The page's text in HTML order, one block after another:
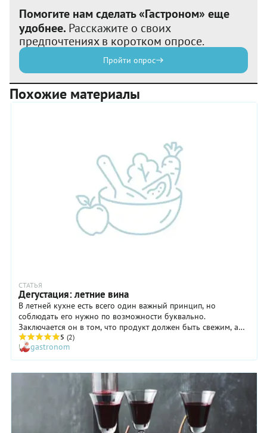
Помогите нам сделать «Гастроном» еще
удобнее. Расскажите о своих
предпочтениях в коротком опросе.
Пройти опрос
Похожие материалы
СТАТЬЯ
Дегустация: летние вина
В летней кухне есть всего один важный принцип, но
соблюдать его нужно по возможности буквально.
Заключается он в том, что продукт должен быть свежим, а
приготовление его - быстрым. Если овощи, то прямо с
грядки. Если мясо, то прямо с гриля. Логично, что и вина к
таким блюдам принято подавать свежие и легкие.
5 (2)
gastronom